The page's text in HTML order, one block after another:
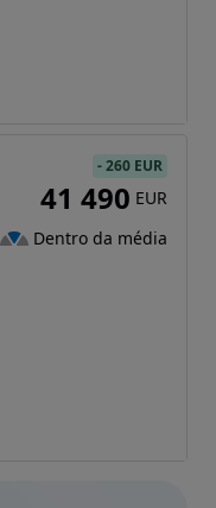
-260 EUR
41 490 EUR
Dentro da média